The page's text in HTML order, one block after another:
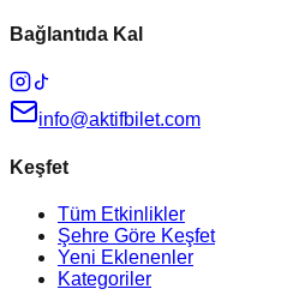
Bağlantıda Kal
info@aktifbilet.com
Keşfet
Tüm Etkinlikler
Şehre Göre Keşfet
Yeni Eklenenler
Kategoriler